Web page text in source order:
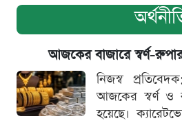
আজকের বাজারে স্বর্ণ-
নিজস্ব
আজকের স্বর্ণ ও
হয়েছে।